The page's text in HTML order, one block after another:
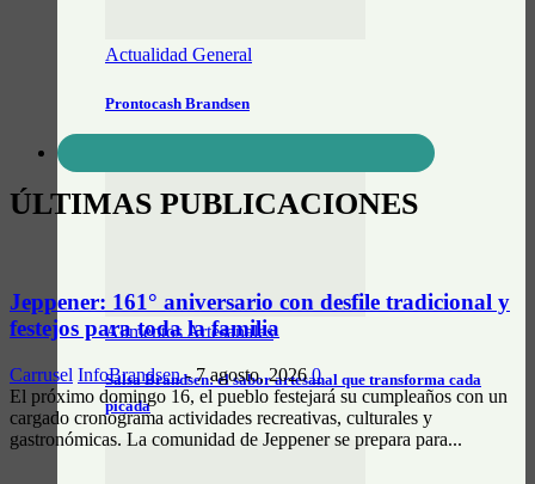
Actualidad General
Prontocash Brandsen
Alimentos Artesanales
Salsa Brandsen: el sabor artesanal que transforma cada
picada
ÚLTIMAS PUBLICACIONES
Jeppener: 161° aniversario con desfile tradicional y
festejos para toda la familia
Carrusel InfoBrandsen - 7 agosto, 2026 0
El próximo domingo 16, el pueblo festejará su cumpleaños con un
cargado cronograma actividades recreativas, culturales y
gastronómicas. La comunidad de Jeppener se prepara para...